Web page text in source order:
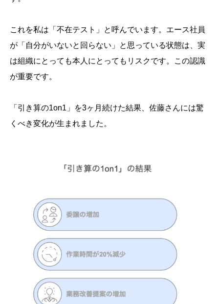
これを私は「不在テスト」と呼んでいます。エース社員
が「自分がいないと回らない」と思っている状態は、実
は組織にとっても本人にとってもリスクです。この認識
が重要です。
「引き算の1on1」を3ヶ月続けた結果、佐藤さんには驚
くべき変化が生まれました。